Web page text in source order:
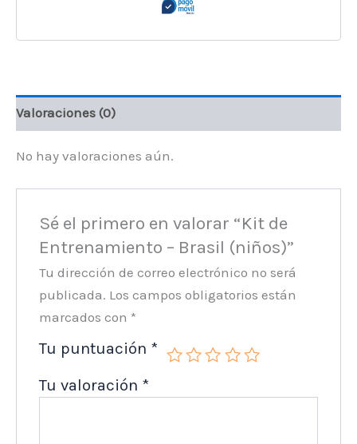
Valoraciones (0)
No hay valoraciones aún.
Sé el primero en valorar “Kit de
Entrenamiento – Brasil (niños)”
Tu dirección de correo electrónico no será
publicada. Los campos obligatorios están
marcados con *
Tu puntuación *
Tu valoración *